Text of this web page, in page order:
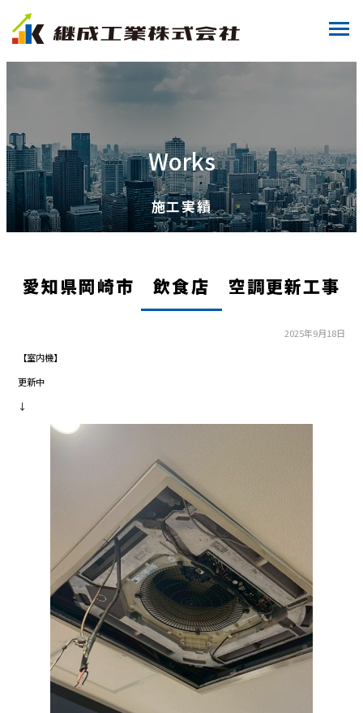
Works
施工実績
愛知県岡崎市 飲食店 空調更新工事
2025年9月18日
【室内機】
更新中
↓